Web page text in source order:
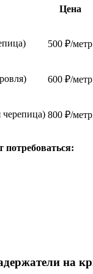
Цена
500 ₽/метр
600 ₽/метр
черепица) 800 ₽/метр
на